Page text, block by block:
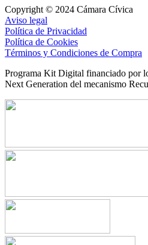
Copyright © 2024 Cámara Cívica
Aviso legal
Política de Privacidad
Política de Cookies
Términos y Condiciones de Compra
Programa Kit Digital financiado por
Next Generation del mecanismo